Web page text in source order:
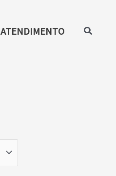
ATENDIMENTO Pesquisar